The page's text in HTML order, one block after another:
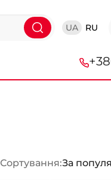
UA RU
+38
+38
Сортування:За